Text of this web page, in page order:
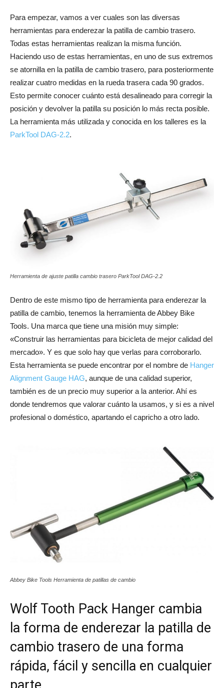
Para empezar, vamos a ver cuales son las diversas
herramientas para enderezar la patilla de cambio trasero.
Todas estas herramientas realizan la misma función.
Haciendo uso de estas herramientas, en uno de sus extremos
se atornilla en la patilla de cambio trasero, para posteriormente
realizar cuatro medidas en la rueda trasera cada 90 grados.
Esto permite conocer cuánto está desalineado para corregir la
posición y devolver la patilla su posición lo más recta posible.
La herramienta más utilizada y conocida en los talleres es la
ParkTool DAG-2.2.
Herramienta de ajuste patilla cambio trasero ParkTool DAG-2.2
Dentro de este mismo tipo de herramienta para enderezar la
patilla de cambio, tenemos la herramienta de Abbey Bike
Tools. Una marca que tiene una misión muy simple:
«Construir las herramientas para bicicleta de mejor calidad del
mercado». Y es que solo hay que verlas para corroborarlo.
Esta herramienta se puede encontrar por el nombre de Hanger
Alignment Gauge HAG, aunque de una calidad superior,
también es de un precio muy superior a la anterior. Ahí es
donde tendremos que valorar cuánto la usamos, y si es a nivel
profesional o doméstico, apartando el capricho a otro lado.
Abbey Bike Tools Herramienta de patillas de cambio
Wolf Tooth Pack Hanger cambia
la forma de enderezar la patilla de
cambio trasero de una forma
rápida, fácil y sencilla en cualquier